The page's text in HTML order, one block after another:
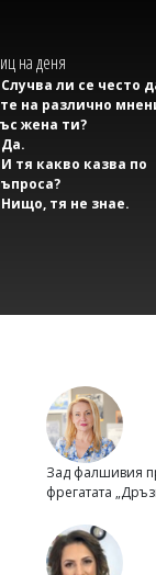
на деня
ли се често
на различно
жена ти?
тя какво казва по
Нищо, тя не знае.
Зад фалшивия
фрегатата